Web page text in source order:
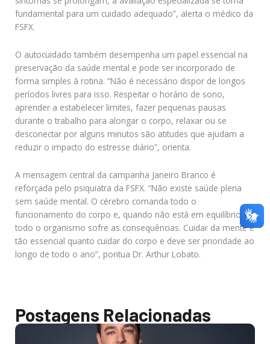
fundamental para um cuidado adequado”, alerta o médico da
FSFX.
O autocuidado também desempenha um papel essencial na
preservação da saúde mental e pode ser incorporado de
forma simples à rotina. “Não é necessário dispor de longos
períodos livres para isso. Respeitar o horário de sono,
aprender a estabelecer limites, fazer pequenas pausas
durante o trabalho para alongar o corpo, relaxar ou se
desconectar por alguns minutos são atitudes que ajudam a
reduzir o impacto do estresse diário”, orienta.
A mensagem central da campanha Janeiro Branco é
reforçada pelo psiquiatra da FSFX. “Não existe saúde plena
sem saúde mental. O cérebro comanda todo o
funcionamento do corpo e, quando não está em equilíbrio,
todo o organismo sofre as consequências. Cuidar da mente é
tão essencial quanto cuidar do corpo e deve ser prioridade ao
longo de todo o ano”, pontua Dr. Arthur Lobato.
Postagens Relacionadas